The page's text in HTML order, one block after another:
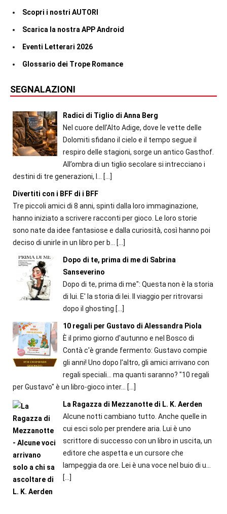
Scopri i nostri AUTORI
Scarica la nostra APP Android
Eventi Letterari 2026
Glossario dei Trope Romance
SEGNALAZIONI
Radici di Tiglio di Anna Berg
Nel cuore dell’Alto Adige, dove le vette delle
Dolomiti sfidano il cielo e il tempo segue il
respiro delle stagioni, sorge un antico Gasthof.
All’ombra di un tiglio secolare si intrecciano i
destini di tre generazioni, l...
[…]
Divertiti con i BFF di i BFF
Tre piccoli amici di 8 anni, spinti dalla loro immaginazione,
hanno iniziato a scrivere racconti per gioco. Le loro storie
sono nate da idee fantasiose e dalla curiosità, così hanno poi
deciso di unirle in un libro per b...
[…]
Dopo di te, prima di me di Sabrina
Sanseverino
Dopo di te, prima di me": Questa non è la storia
di lui. E' la storia di lei. Il viaggio per ritrovarsi
dopo il ghosting […]
10 regali per Gustavo di Alessandra Piola
È il primo giorno d'autunno e nel Bosco di
Contà c'è grande fermento: Gustavo compie
gli anni! Uno dopo l'altro, gli amici arrivano con
regali speciali... ma quanti saranno? "10 regali
per Gustavo" è un libro-gioco inter...
[…]
La Ragazza di Mezzanotte di L. K. Aerden
Alcune notti cambiano tutto. Anche quelle in
cui esci solo per prendere aria. Lui è uno
scrittore di successo con un libro in uscita, un
editore che aspetta e un cursore che
lampeggia da ore. Lei è una voce nel buio di u...
[…]